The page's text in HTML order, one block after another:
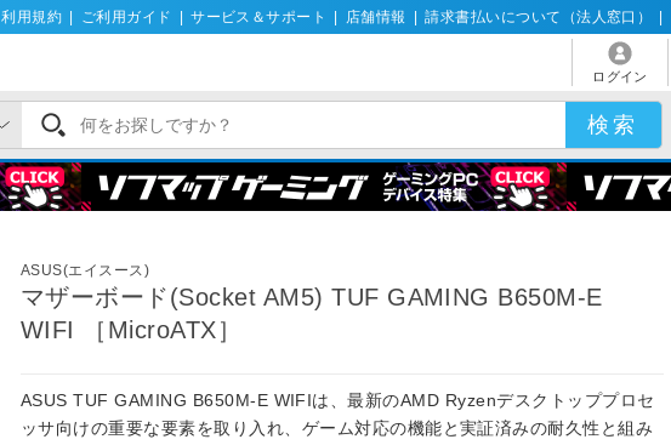
利用規約 ご利用ガイド サービス＆サポート 店舗情報 請求書払いについて（法人窓口）
ログイン
ASUS(エイスース)
マザーボード(Socket AM5) TUF GAMING B650M-E
WIFI ［MicroATX］
ASUS TUF GAMING B650M-E WIFIは、最新のAMD Ryzenデスクトッププロセ
ッサ向けの重要な要素を取り入れ、ゲーム対応の機能と実証済みの耐久性と組み